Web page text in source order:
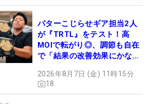
パターこじらせギア担当2人
が『TRTL』をテスト！高
MOIで転がり◎、調節も自在
で「結果の改善効果にかなり
2026年8月7日 (金) 11時15分
18